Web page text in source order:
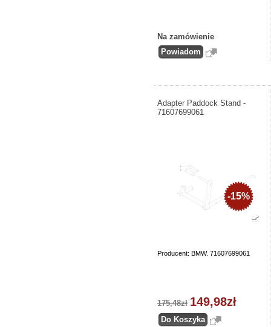
Na zamówienie
Adapter Paddock Stand -
71607699061
Producent: BMW. 71607699061
-15%
175,48zł 149,98zł